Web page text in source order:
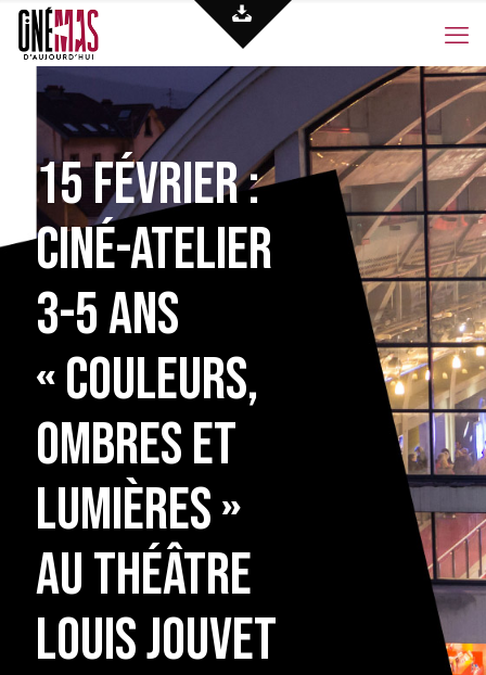
15 février :
Ciné-atelier
3-5 ans
« Couleurs,
ombres et
lumières »
au Théâtre
Louis Jouvet